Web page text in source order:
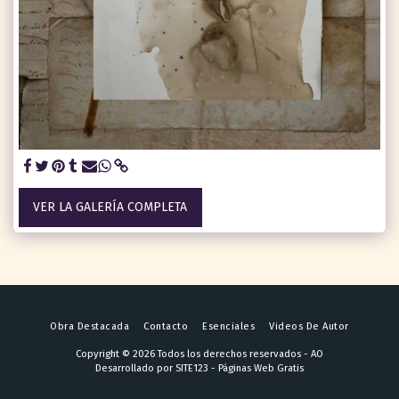
VER LA GALERÍA COMPLETA
Obra Destacada Contacto Esenciales Videos De Autor
Copyright © 2026 Todos los derechos reservados - AO
Desarrollado por SITE123 - Páginas Web Gratis